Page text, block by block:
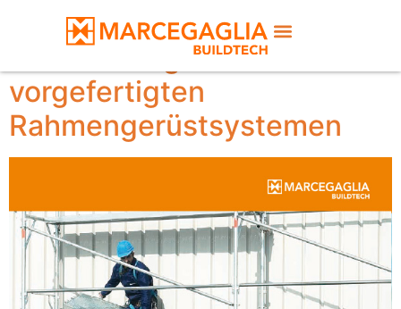
Handbuch für die
Verwendung von
vorgefertigten
Rahmengerüstsystemen